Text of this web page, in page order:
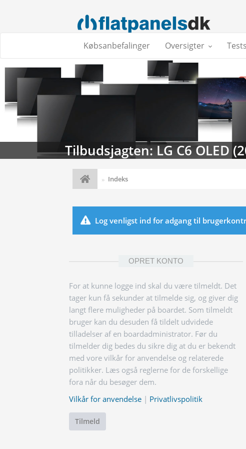
Købsanbefalinger Oversigter Tests
Tilbudsjagten: LG C6 OLED
Indeks
Log venligst ind for adgang til
OPRET KONTO
For at kunne logge ind skal du være tilmeldt. Det
tager kun få sekunder at tilmelde sig, og giver dig
langt flere muligheder på boardet. Som tilmeldt
bruger kan du desuden få tildelt udvidede
tilladelser af en boardadministrator. Før du
tilmelder dig bedes du sikre dig at du er bekendt
med vore vilkår for anvendelse og relaterede
politikker. Læs også reglerne for de forskellige
fora når du besøger dem.
Vilkår for anvendelse | Privatlivspolitik
Tilmeld